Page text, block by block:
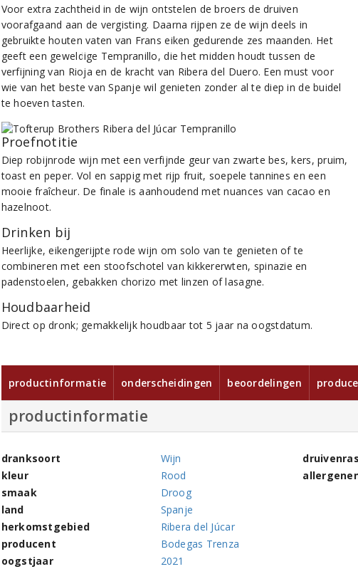
Voor extra zachtheid in de wijn ontstelen de broers de druiven
voorafgaand aan de vergisting. Daarna rijpen ze de wijn deels in
gebruikte houten vaten van Frans eiken gedurende zes maanden. Het
geeft een geweldige Tempranillo, die het midden houdt tussen de
verfijning van Rioja en de kracht van Ribera del Duero. Een must voor
wie van het beste van Spanje wil genieten zonder al te diep in de buidel
te hoeven tasten.
Proefnotitie
Diep robijnrode wijn met een verfijnde geur van zwarte bes, kers, pruim,
toast en peper. Vol en sappig met rijp fruit, soepele tannines en een
mooie fraîcheur. De finale is aanhoudend met nuances van cacao en
hazelnoot.
Drinken bij
Heerlijke, eikengerijpte rode wijn om solo van te genieten of te
combineren met een stoofschotel van kikkererwten, spinazie en
padenstoelen, gebakken chorizo met linzen of lasagne.
Houdbaarheid
Direct op dronk; gemakkelijk houdbaar tot 5 jaar na oogstdatum.
productinformatie onderscheidingen beoordelingen
productinformatie
dranksoort
Wijn
kleur
Rood
smaak
Droog
land
Spanje
herkomstgebied
Ribera del Júcar
producent
Bodegas Trenza
oogstjaar
2021